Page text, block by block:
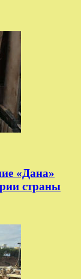
«Дана»
страны